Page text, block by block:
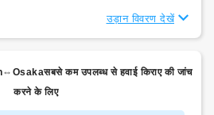
उड़ान विवरण देखें
कम उपलब्ध से हवाई किराए की जांच
करने के लिए